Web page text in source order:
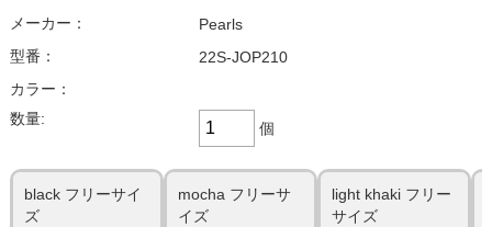
メーカー：
Pearls
型番：
22S-JOP210
カラー：
数量:
個
black フリーサイ
ズ
mocha フリーサ
イズ
light khaki フリー
サイズ